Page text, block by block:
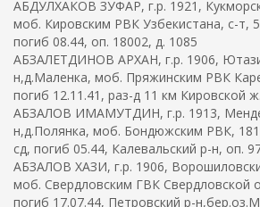
АБДУЛХАКОВ ЗУФАР, г.р. 1921,
моб. Кировским РВК Узбекистана, с-т,
погиб 08.44, оп. 18002, д. 1085
АБЗАЛЕТДИНОВ АРХАН, г.р. 1906,
н,д.Маленка, моб. Пряжинским РВК
погиб 12.11.41, раз-д 11 км Кировской
АБЗАЛОВ ИМАМУТДИН, г.р. 1913,
н,д.Полянка, моб. Бондюжским РВК,
сд, погиб 05.44, Калевальский р-н, оп.
АБЗАЛОВ ХАЗИ, г.р. 1906,
моб. Свердловским ГВК Свердловской
погиб 17.07.44, Петровский р-